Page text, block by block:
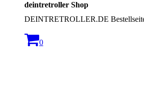
deintretroller Shop
DEINTRETROLLER.DE
0